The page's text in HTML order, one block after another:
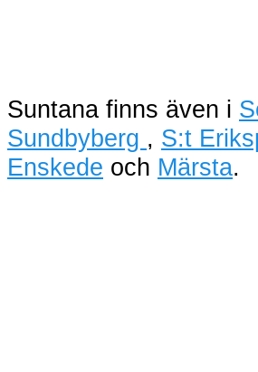
Suntana finns även i
Sundbyberg , S:t
Enskede och Märsta.